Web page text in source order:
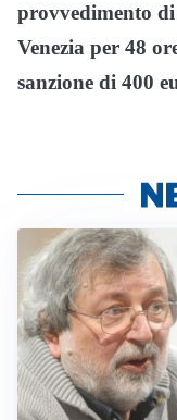
provvedimento
Venezia per 48
sanzione di 400